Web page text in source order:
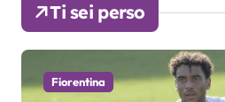
Ti sei perso
Fiorentina